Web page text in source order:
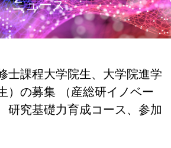
ニュース
士課程大学院生、大学院進学
）の募集 （産総研イノベー
究基礎力育成コース、参加